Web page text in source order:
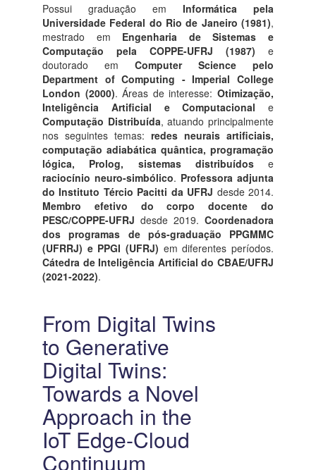
Possui graduação em Informática pela
Universidade Federal do Rio de Janeiro (1981),
mestrado em Engenharia de Sistemas e
Computação pela COPPE-UFRJ (1987) e
doutorado em Computer Science pelo
Department of Computing - Imperial College
London (2000). Áreas de interesse:Otimização,
Inteligência Artificial e Computacional e
Computação Distribuída, atuando principalmente
nos seguintes temas: redes neurais artificiais,
computação adiabática quântica, programação
lógica, Prolog, sistemas distribuídose
raciocínio neuro-simbólico. Professora adjunta
do Instituto Tércio Pacitti da UFRJ desde 2014.
Membro efetivo do corpo docente do
PESC/COPPE-UFRJ desde 2019. Coordenadora
dos programas de pós-graduação PPGMMC
(UFRRJ) e PPGI (UFRJ) em diferentes períodos.
Cátedra de Inteligência Artificial do CBAE/UFRJ
(2021-2022).
From Digital Twins
to Generative
Digital Twins:
Towards a Novel
Approach in the
IoT Edge-Cloud
Continuum